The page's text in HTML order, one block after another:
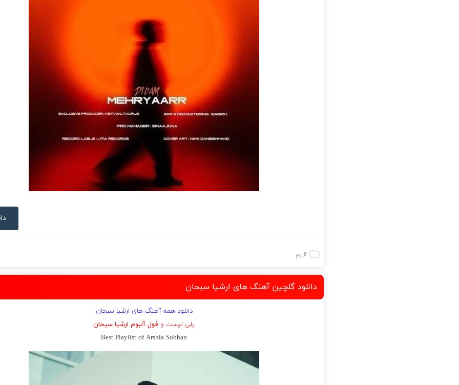
آلبوم
دانلود گلچین آهنگ های ارشیا سبحان
دانلود همه آهنگ های ارشیا سبحان
پلی لیست و فول آلبوم ارشیا سبحان
Best Playlist of Arshia Sobhan